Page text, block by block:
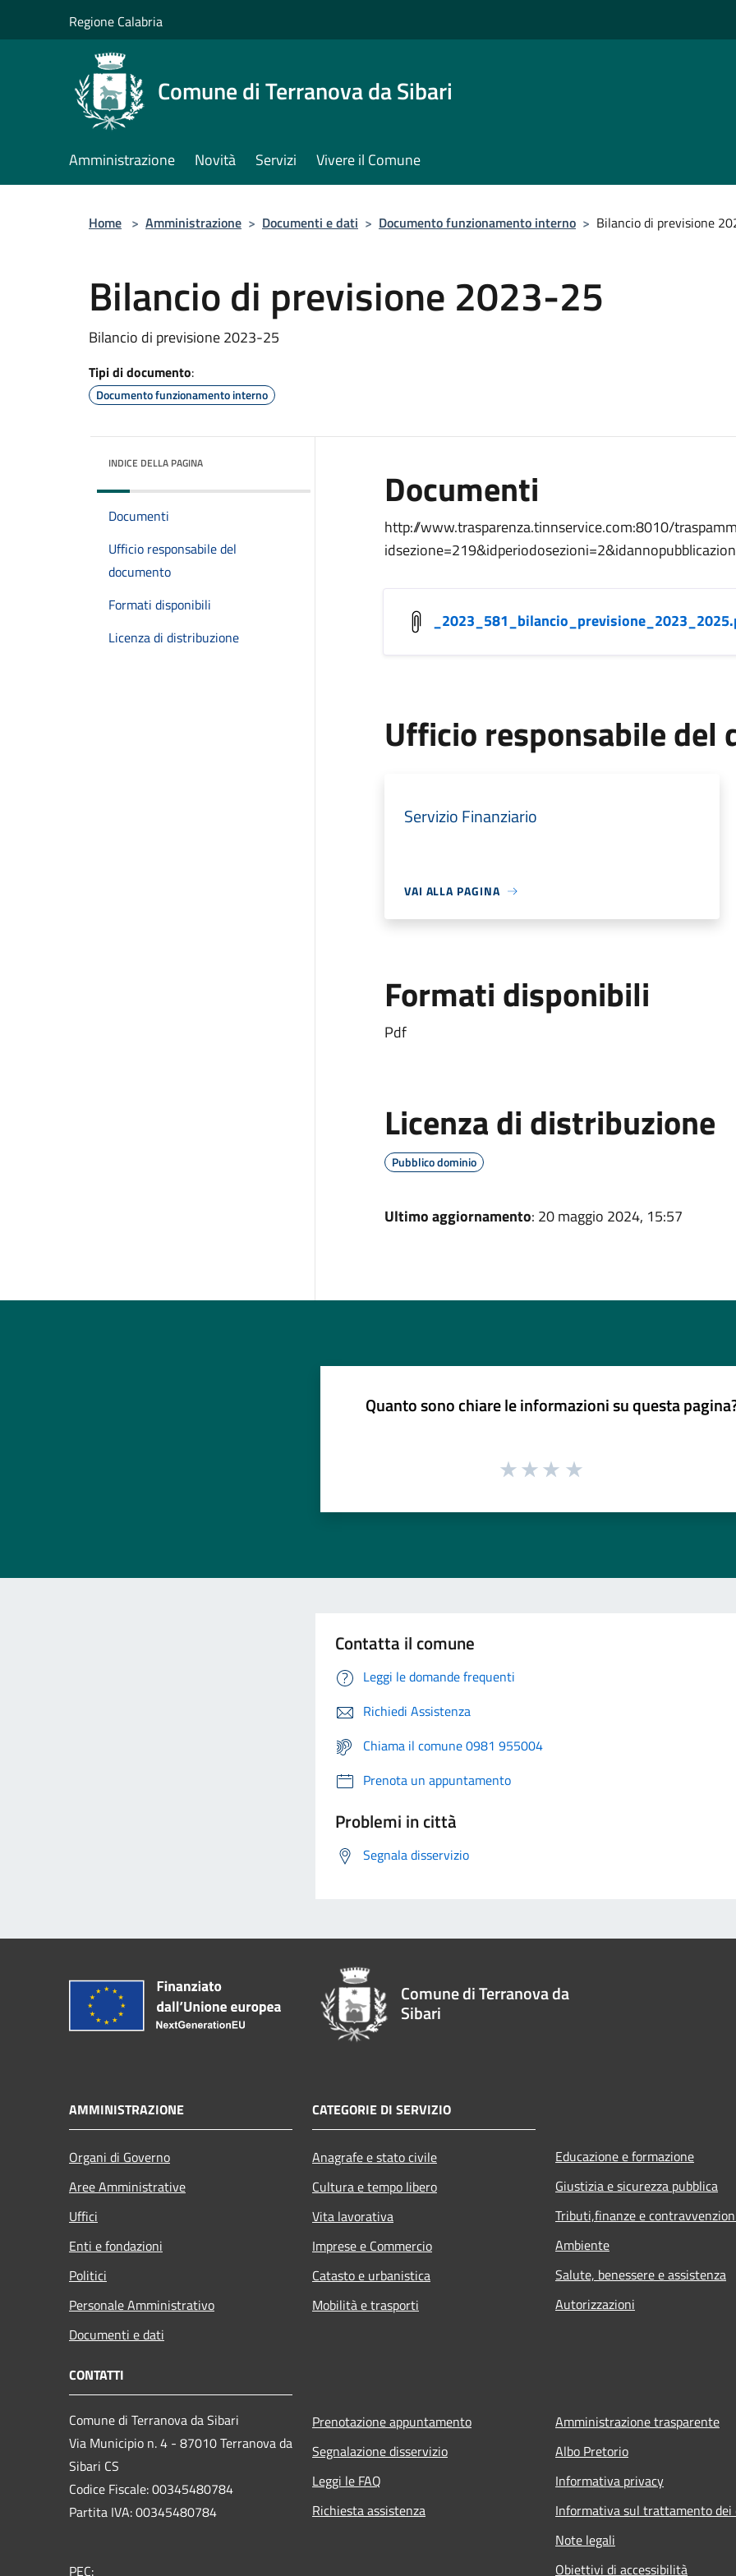
Regione Calabria
Comune di Terranova da Sibari
Amministrazione Novità Servizi Vivere il Comune
Home > Amministrazione > Documenti e dati > Documento funzionamento interno > Bilancio di previsione
Bilancio di previsione 2023-25
Bilancio di previsione 2023-25
Tipi di documento:
Documento funzionamento interno
INDICE DELLA PAGINA
Documenti
Ufficio responsabile del
documento
Formati disponibili
Licenza di distribuzione
Documenti
http://www.trasparenza.tinnservice.com:8010/
Ufficio responsabile del
Servizio Finanziario
VAI ALLA PAGINA
Formati disponibili
Pdf
Licenza di distribuzione
Pubblico dominio
Ultimo aggiornamento: 20 maggio 2024, 15:57
Quanto sono chiare le informazioni su questa
Contatta il comune
Leggi le domande frequenti
Richiedi Assistenza
Chiama il comune 0981 955004
Prenota un appuntamento
Problemi in città
Segnala disservizio
Comune di Terranova da
Sibari
AMMINISTRAZIONE
Organi di Governo
Aree Amministrative
Uffici
Enti e fondazioni
Politici
Personale Amministrativo
Documenti e dati
CATEGORIE DI SERVIZIO
Anagrafe e stato civile
Cultura e tempo libero
Vita lavorativa
Imprese e Commercio
Catasto e urbanistica
Mobilità e trasporti
Educazione e formazione
Giustizia e sicurezza pubblica
Tributi,finanze e
Ambiente
Salute, benessere e assistenza
Autorizzazioni
CONTATTI
Comune di Terranova da Sibari
Via Municipio n. 4 - 87010 Terranova da
Sibari CS
Codice Fiscale: 00345480784
Partita IVA: 00345480784
PEC:
Prenotazione appuntamento
Segnalazione disservizio
Leggi le FAQ
Richiesta assistenza
Amministrazione trasparente
Albo Pretorio
Informativa privacy
Informativa sul trattamento dei
Note legali
Obiettivi di accessibilità